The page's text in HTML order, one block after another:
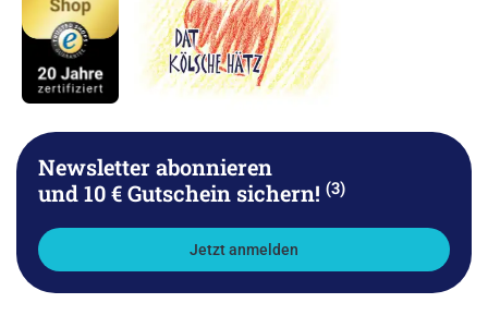
Newsletter abonnieren
und 10 € Gutschein sichern! (3)
Jetzt anmelden